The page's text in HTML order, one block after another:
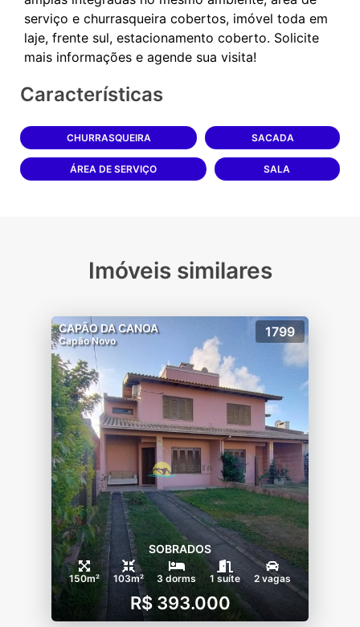
serviço e churrasqueira cobertos, imóvel toda em
laje, frente sul, estacionamento coberto. Solicite
Características
CHURRASQUEIRA SACADA
ÁREA DE SERVIÇO SALA
Imóveis similares
CAPÃO DA CANOA
Capão Novo
1799
SOBRADOS
150m² 103m² 3 dorms 1 suíte 2 vagas
R$ 393.000